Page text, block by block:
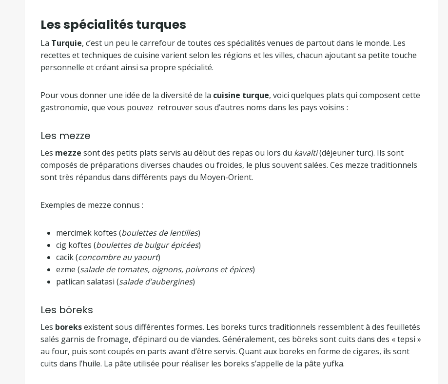
Les spécialités turques
La Turquie, c’est un peu le carrefour de toutes ces spécialités venues de partout dans le monde. Les
recettes et techniques de cuisine varient selon les régions et les villes, chacun ajoutant sa petite touche
personnelle et créant ainsi sa propre spécialité.
Pour vous donner une idée de la diversité de la cuisine turque, voici quelques plats qui composent cette
gastronomie, que vous pouvez retrouver sous d’autres noms dans les pays voisins :
Les mezze
Les mezze sont des petits plats servis au début des repas ou lors du kavalti(déjeuner turc). Ils sont
composés de préparations diverses chaudes ou froides, le plus souvent salées. Ces mezze traditionnels
sont très répandus dans différents pays du Moyen-Orient.
Exemples de mezze connus :
mercimek koftes (boulettes de lentilles)
cig koftes (boulettes de bulgur épicées)
cacik (concombre au yaourt)
ezme (salade de tomates, oignons, poivrons et épices)
patlican salatasi (salade d’aubergines)
Les böreks
Les boreksexistent sous différentes formes. Les boreks turcs traditionnels ressemblent à des feuilletés
salés garnis de fromage, d’épinard ou de viandes. Généralement, ces böreks sont cuits dans des « tepsi »
au four, puis sont coupés en parts avant d’être servis. Quant aux boreks en forme de cigares, ils sont
cuits dans l’huile. La pâte utilisée pour réaliser les boreks s’appelle de la pâte yufka.